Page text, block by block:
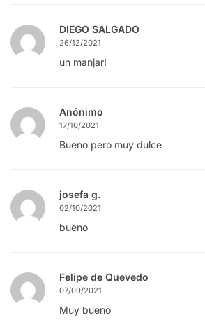
DIEGO SALGADO
26/12/2021
un manjar!
Anónimo
17/10/2021
Bueno pero muy dulce
josefa g.
02/10/2021
bueno
Felipe de Quevedo
07/09/2021
Muy bueno